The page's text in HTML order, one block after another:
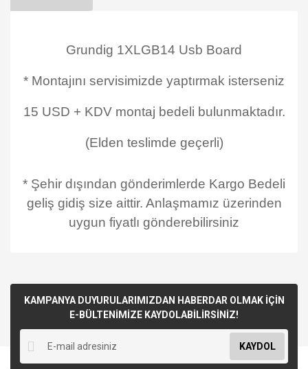
Grundig 1XLGB14 Usb Board
* Montajını servisimizde yaptırmak isterseniz
15 USD + KDV montaj bedeli bulunmaktadır.
(Elden teslimde geçerli)
* Şehir dışından gönderimlerde Kargo Bedeli
geliş gidiş size aittir. Anlaşmamız üzerinden
uygun fiyatlı gönderebilirsiniz
KAMPANYA DUYURULARIMIZDAN HABERDAR OLMAK İÇİN
E-BÜLTENİMİZE KAYDOLABİLİRSİNİZ!
KAYDOL